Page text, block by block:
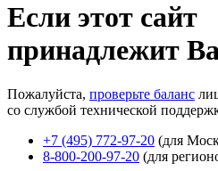
Если этот сайт
принадлежит
Пожалуйста, проверьте баланс
со службой технической
+7 (495) 772-97-20 (для
8-800-200-97-20 (для